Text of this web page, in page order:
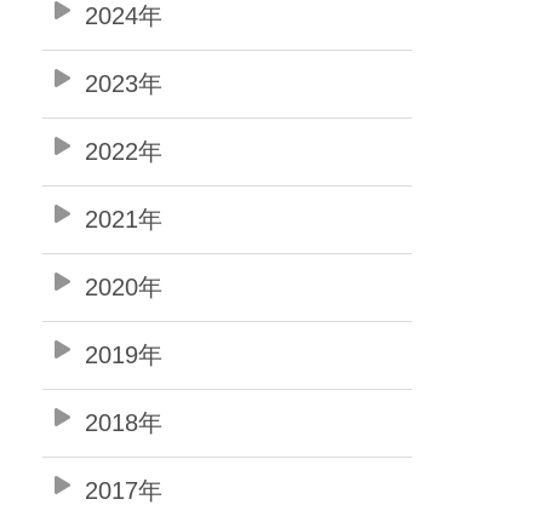
2024年
2023年
2022年
2021年
2020年
2019年
2018年
2017年